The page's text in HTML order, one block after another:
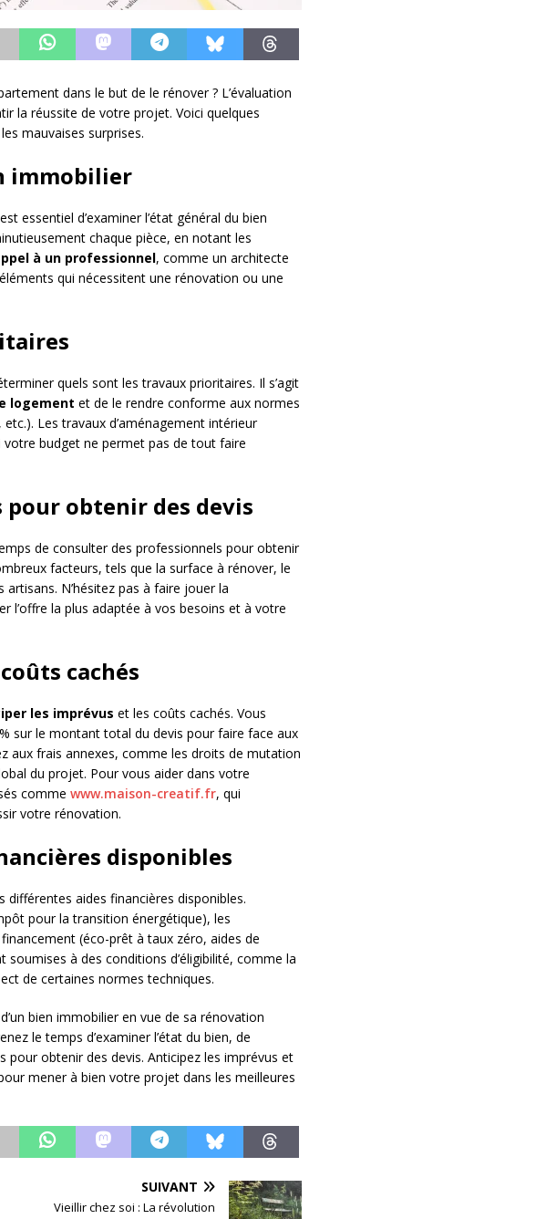
dans le but de le rénover ? L’évaluation
la réussite de votre projet. Voici quelques
mauvaises surprises.
immobilier
essentiel d’examiner l’état général du bien
chaque pièce, en notant les
à un professionnel, comme un architecte
qui nécessitent une rénovation ou une
quels sont les travaux prioritaires. Il s’agit
logement et de le rendre conforme aux normes
Les travaux d’aménagement intérieur
budget ne permet pas de tout faire
obtenir des devis
de consulter des professionnels pour obtenir
facteurs, tels que la surface à rénover, le
N’hésitez pas à faire jouer la
l’offre la plus adaptée à vos besoins et à votre
cachés
les imprévus et les coûts cachés. Vous
sur le montant total du devis pour faire face aux
aux frais annexes, comme les droits de mutation
du projet. Pour vous aider dans votre
comme www.maison-creatif.fr, qui
votre rénovation.
disponibles
aides financières disponibles.
pour la transition énergétique), les
(éco-prêt à taux zéro, aides de
soumises à des conditions d’éligibilité, comme la
de certaines normes techniques.
bien immobilier en vue de sa rénovation
le temps d’examiner l’état du bien, de
obtenir des devis. Anticipez les imprévus et
mener à bien votre projet dans les meilleures
SUIVANT
Vieillir chez soi : La révolution